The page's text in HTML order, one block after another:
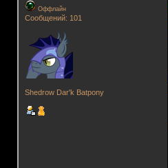
Оффлайн
Сообщений: 101
Shedrow Dar'k Batpony